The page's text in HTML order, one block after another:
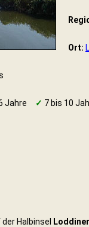
Ort:
Jahre ✓ 7 bis 10
Halbinsel